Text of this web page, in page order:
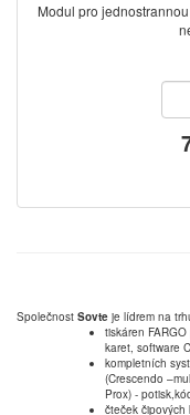
Modul pro
Společnost Sovte je lídrem na
tiskáren
karet, software
kompletních
(Crescendo
Prox) -
čteček